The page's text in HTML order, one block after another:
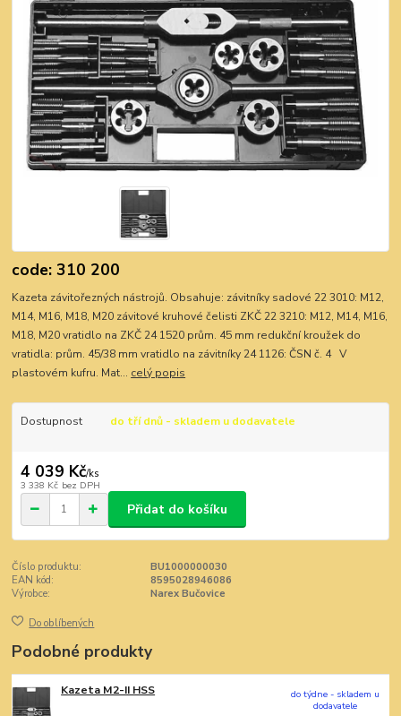
code: 310 200
Kazeta závitořezných nástrojů. Obsahuje: závitníky sadové 22 3010: M12,
M14, M16, M18, M20 závitové kruhové čelisti ZKČ 22 3210: M12, M14, M16,
M18, M20 vratidlo na ZKČ 24 1520 prům. 45 mm redukční kroužek do
vratidla: prům. 45/38 mm vratidlo na závitníky 24 1126: ČSN č. 4 V
plastovém kufru. Mat... celý popis
Dostupnost do tří dnů - skladem u dodavatele
4 039 Kč/ks
3 338 Kč bez DPH
Přidat do košíku
Číslo produktu:
BU1000000030
EAN kód:
8595028946086
Výrobce:
Narex Bučovice
Do oblíbených
Podobné produkty
Kazeta M2-II HSS
do týdne - skladem u
dodavatele